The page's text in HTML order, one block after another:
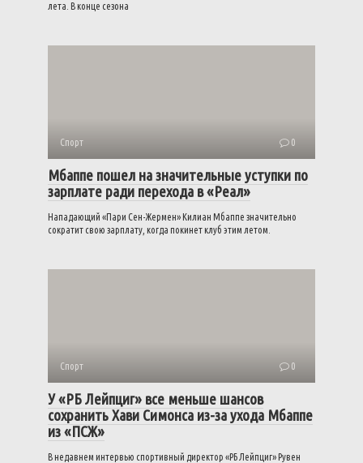
лета. В конце сезона
Спорт 0
Мбаппе пошел на значительные уступки по
зарплате ради перехода в «Реал»
Нападающий «Пари Сен-Жермен» Килиан Мбаппе значительно
сократит свою зарплату, когда покинет клуб этим летом.
Спорт 0
У «РБ Лейпциг» все меньше шансов
сохранить Хави Симонса из-за ухода Мбаппе
из «ПСЖ»
В недавнем интервью спортивный директор «РБ Лейпциг» Рувен